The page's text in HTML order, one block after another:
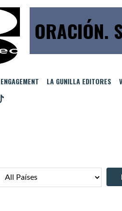
ORACIÓN.
LA GUNILLA EDITORES